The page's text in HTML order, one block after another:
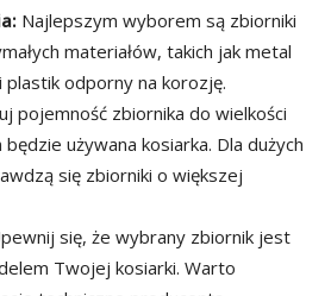
Najlepszym wyborem są zbiorniki
materiałów, takich jak metal
plastik odporny na korozję.
pojemność zbiornika do wielkości
używana kosiarka. Dla dużych
się zbiorniki o większej
się, że wybrany zbiornik jest
Twojej kosiarki. Warto